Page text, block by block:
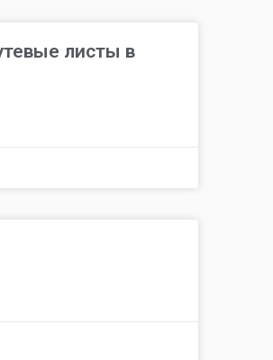
листы в